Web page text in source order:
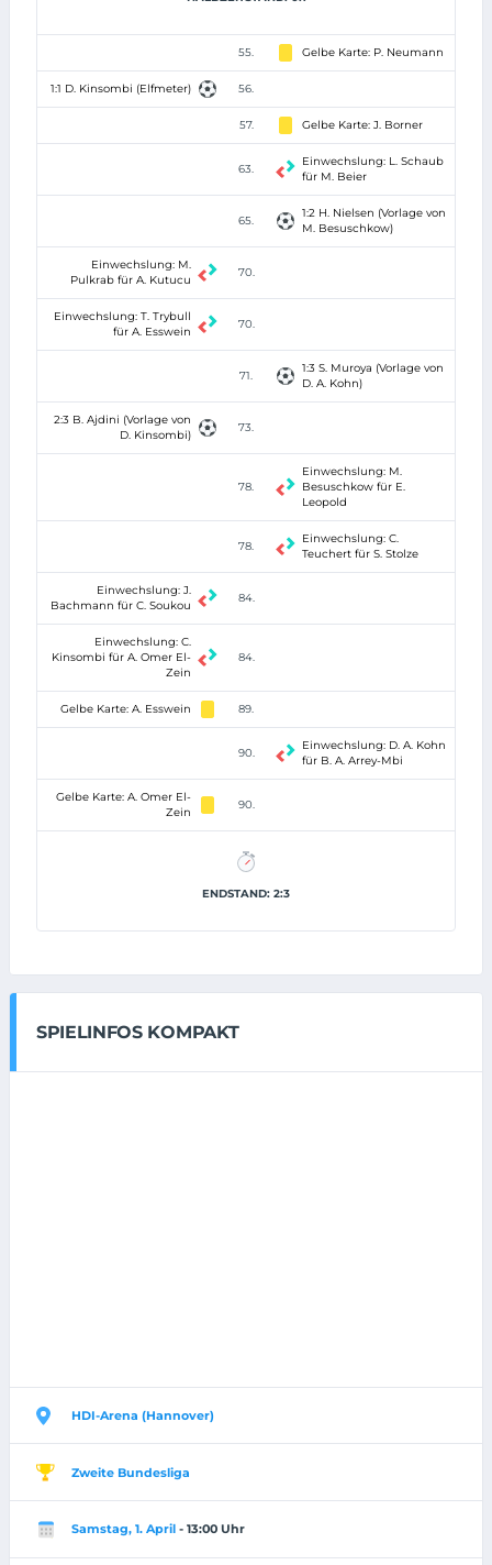
55. Gelbe Karte: P. Neumann
1:1 D. Kinsombi (Elfmeter) 56.
57. Gelbe Karte: J. Borner
63.
Einwechslung: L. Schaub
für M. Beier
65.
1:2 H. Nielsen (Vorlage von
M. Besuschkow)
Einwechslung: M.
Pulkrab für A. Kutucu
70.
Einwechslung: T. Trybull
für A. Esswein
70.
71.
1:3 S. Muroya (Vorlage von
D. A. Kohn)
2:3 B. Ajdini (Vorlage von
D. Kinsombi)
73.
78.
Einwechslung: M.
Besuschkow für E.
Leopold
78.
Einwechslung: C.
Teuchert für S. Stolze
Einwechslung: J.
Bachmann für C. Soukou
84.
Einwechslung: C.
Kinsombi für A. Omer El-
Zein
84.
Gelbe Karte: A. Esswein 89.
90.
Einwechslung: D. A. Kohn
für B. A. Arrey-Mbi
Gelbe Karte: A. Omer El-
Zein
90.
ENDSTAND: 2:3
SPIELINFOS KOMPAKT
HDI-Arena (Hannover)
Zweite Bundesliga
Samstag, 1. April - 13:00 Uhr